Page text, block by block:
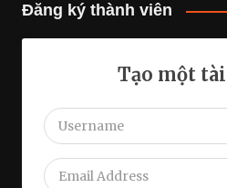
Đăng ký thành viên
Tạo một